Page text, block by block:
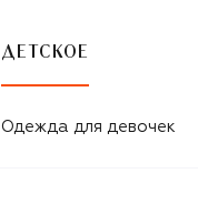
ДЕТСКОЕ
Одежда для девочек